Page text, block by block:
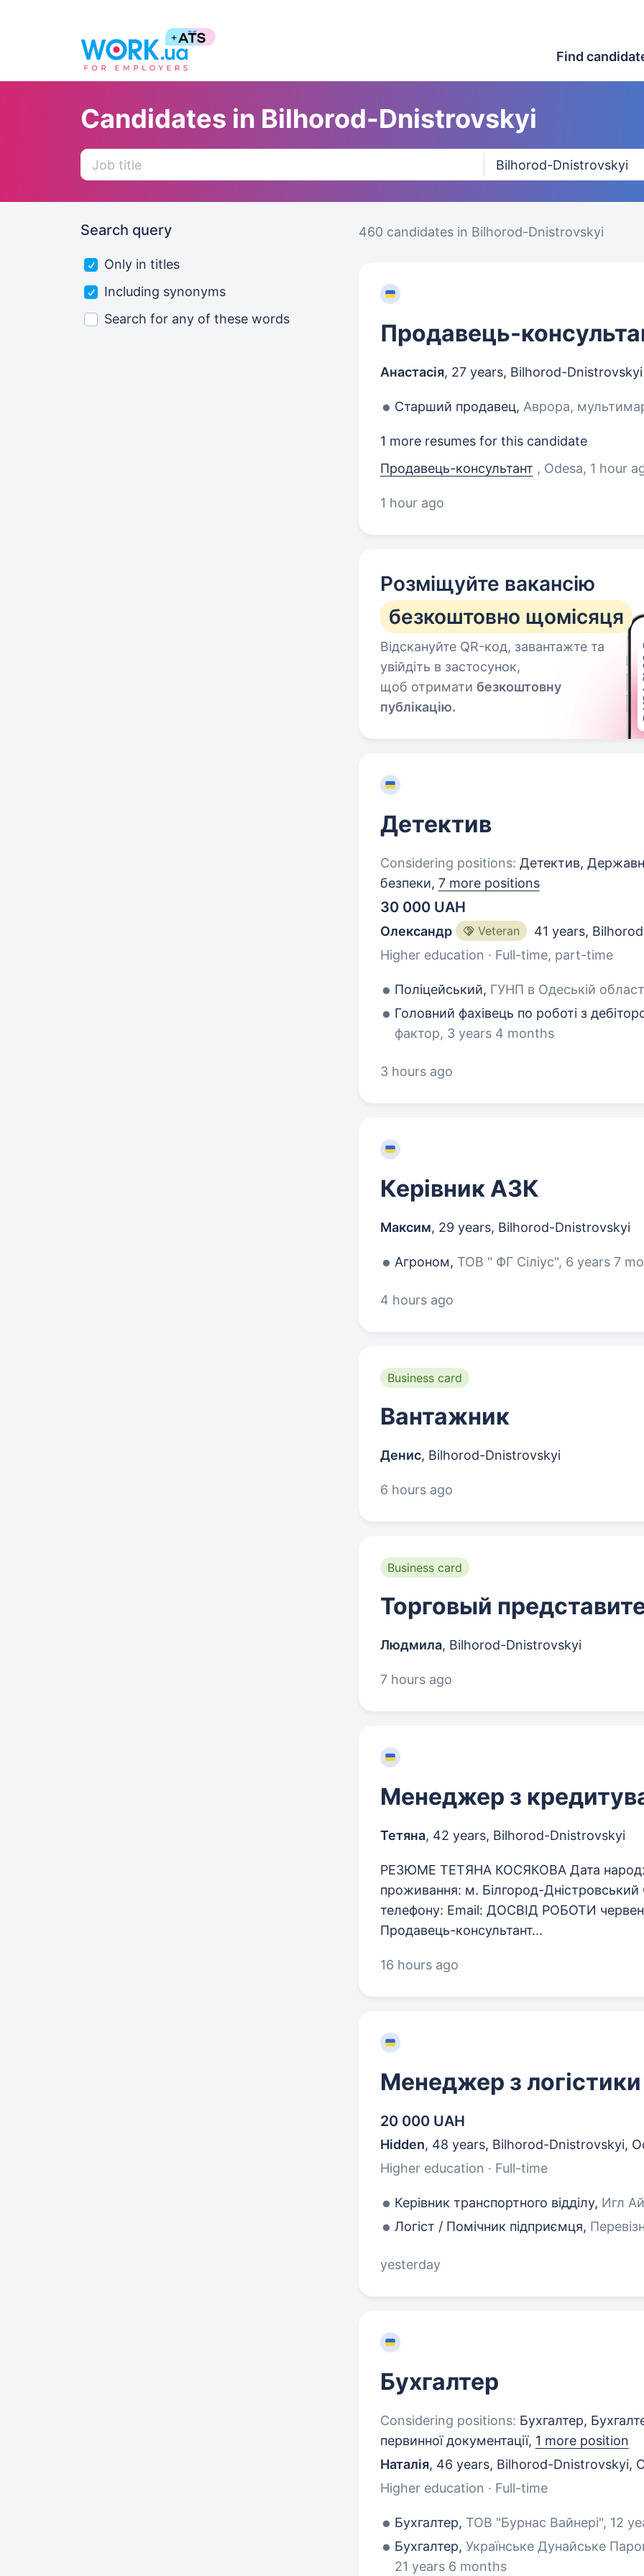
Find
Candidates in Bilhorod-Dnistrovskyi
Search query
Only in titles
Including synonyms
Search for any of these words
460 candidates in Bilhorod-Dnistrovskyi
Продавець-
Анастасія, 27 years, Bilhorod-Dnistrovskyi
Старший продавец, Аврора,
1 more resumes for this candidate
Продавець-консультант , Odesa, 1 hour
1 hour ago
Розміщуйте вакансію
безкоштовно щомісяця
Відскануйте QR-код, завантажте та
увійдіть в застосунок,
щоб отримати безкоштовну
публікацію.
Детектив
Considering positions: Детектив,
безпеки, 7 more positions
30 000 UAH
Олександр Veteran 41 years,
Higher education · Full-time, part-time
Поліцейський, ГУНП в Одеській
Головний фахівець по роботі з
фактор, 3 years 4 months
3 hours ago
Керівник АЗК
Максим, 29 years, Bilhorod-Dnistrovskyi
Агроном, ТОВ " ФГ Сіліус", 6 years 7
4 hours ago
Business card
Вантажник
Денис, Bilhorod-Dnistrovskyi
6 hours ago
Business card
Торговый
Людмила, Bilhorod-Dnistrovskyi
7 hours ago
Менеджер з
Тетяна, 42 years, Bilhorod-Dnistrovskyi
РЕЗЮМЕ ТЕТЯНА КОСЯКОВА Дата
проживання: м. Білгород-
телефону: Email: ДОСВІД РОБОТИ
Продавець-консультант...
16 hours ago
Менеджер з логістики
20 000 UAH
Hidden, 48 years, Bilhorod-Dnistrovskyi,
Higher education · Full-time
Керівник транспортного відділу, Игл
Логіст / Помічник підприємця,
yesterday
Бухгалтер
Considering positions: Бухгалтер,
первинної документації, 1 more position
Наталія, 46 years, Bilhorod-Dnistrovskyi,
Higher education · Full-time
Бухгалтер, ТОВ "Бурнас Вайнері", 12
Бухгалтер, Українське Дунайське
21 years 6 months